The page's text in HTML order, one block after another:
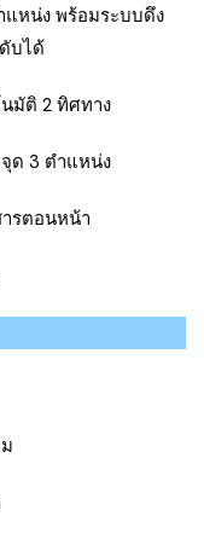
แหน่ง พร้อมระบบดึง
บได้
มัติ 2 ทิศทาง
ด 3 ตำแหน่ง
รตอนหน้า